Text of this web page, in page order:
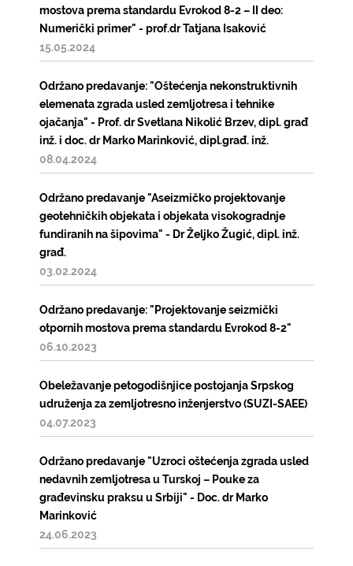
mostova prema standardu Evrokod 8-2 – II deo:
Numerički primer" - prof.dr Tatjana Isaković
15.05.2024
Održano predavanje: "Oštećenja nekonstruktivnih
elemenata zgrada usled zemljotresa i tehnike
ojačanja" - Prof. dr Svetlana Nikolić Brzev, dipl. građ
inž. i doc. dr Marko Marinković, dipl.građ. inž.
08.04.2024
Održano predavanje "Aseizmičko projektovanje
geotehničkih objekata i objekata visokogradnje
fundiranih na šipovima" - Dr Željko Žugić, dipl. inž.
građ.
03.02.2024
Održano predavanje: "Projektovanje seizmički
otpornih mostova prema standardu Evrokod 8-2"
06.10.2023
Obeležavanje petogodišnjice postojanja Srpskog
udruženja za zemljotresno inženjerstvo (SUZI-SAEE)
04.07.2023
Održano predavanje "Uzroci oštećenja zgrada usled
nedavnih zemljotresa u Turskoj – Pouke za
građevinsku praksu u Srbiji" - Doc. dr Marko
Marinković
24.06.2023